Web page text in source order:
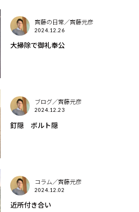
齊藤の日常／齊藤元彦
2024.12.26
大掃除で御礼奉公
ブログ／齊藤元彦
2024.12.23
釘隠 ボルト隠
コラム／齊藤元彦
2024.12.02
近所付き合い